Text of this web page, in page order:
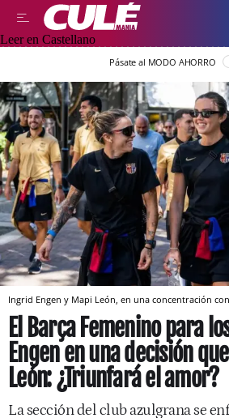
Leer en Castellano
Pásate al MODO AHORRO
Ingrid Engen y Mapi León, en una concentración
El Barça Femenino para
Engen en una decisión
León: ¿Triunfará el amor?
La sección del club azulgrana se